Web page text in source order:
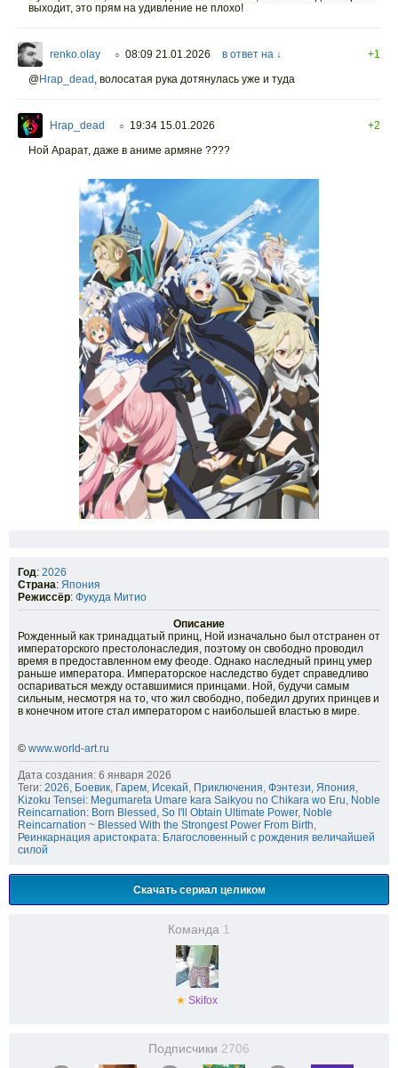
выходит, это прям на удивление не плохо!
renko.olay ○ 08:09 21.01.2026 в ответ на ↓
+1
@Hrap_dead , волосатая рука дотянулась уже и туда
Hrap_dead ○ 19:34 15.01.2026
+2
Ной Арарат, даже в аниме армяне ????
Год: 2026
Страна: Япония
Режиссёр: Фукуда Митио
Описание
Рожденный как тринадцатый принц, Ной изначально был отстранен от
императорского престолонаследия, поэтому он свободно проводил
время в предоставленном ему феоде. Однако наследный принц умер
раньше императора. Императорское наследство будет справедливо
оспариваться между оставшимися принцами. Ной, будучи самым
сильным, несмотря на то, что жил свободно, победил других принцев и
в конечном итоге стал императором с наибольшей властью в мире.
© www.world-art.ru
Дата создания: 6 января 2026
Теги: 2026, Боевик, Гарем, Исекай, Приключения, Фэнтези, Япония,
Kizoku Tensei: Megumareta Umare kara Saikyou no Chikara wo Eru, Noble
Reincarnation: Born Blessed , So I'll Obtain Ultimate Power, Noble
Reincarnation ~ Blessed With the Strongest Power From Birth,
Реинкарнация аристократа: Благословенный с рождения величайшей
силой
Скачать сериал целиком
Команда 1
★ Skifox
Подписчики 2706